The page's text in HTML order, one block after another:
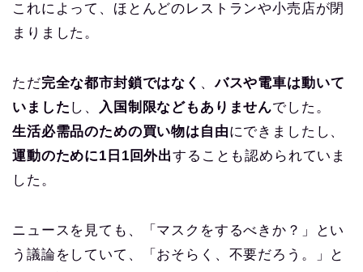
これによって、ほとんどのレストランや小売店が閉
まりました。
ただ完全な都市封鎖ではなく 、バスや電車は動いて
いました し、 入国制限などもありませんでした。
生活必需品のための買い物は自由にできましたし、
運動のために1日1回外出することも認められていま
した。
ニュースを見ても、「マスクをするべきか？」とい
う議論をしていて、「おそらく、不要だろう。」と